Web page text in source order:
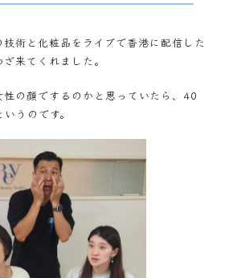
技術と化粧品をライブで香港に配信した
来てくれました。
性の顔でするのかと思っていたら、40
うのです。